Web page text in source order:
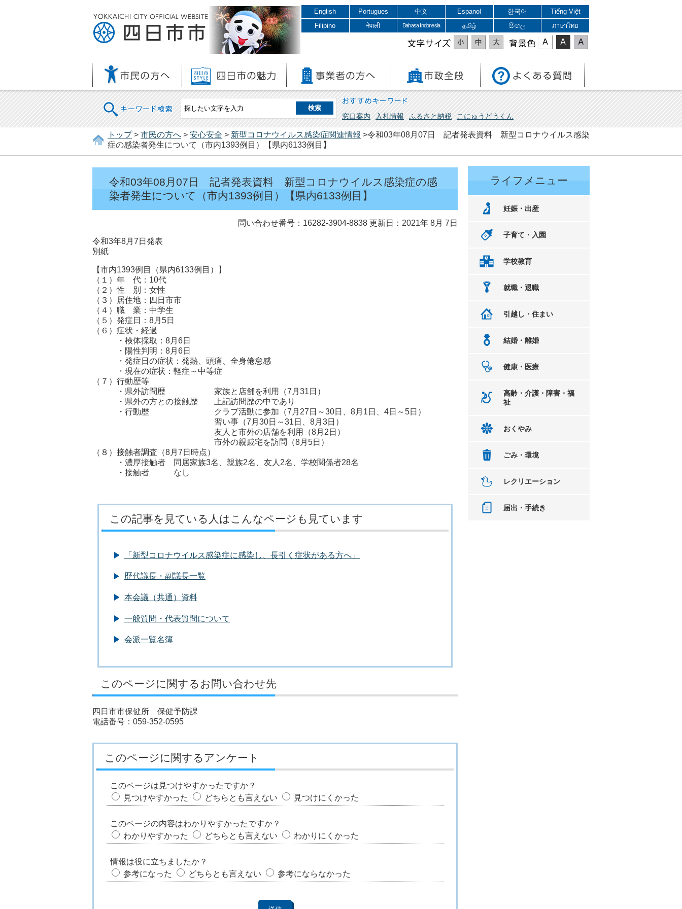
English Portugues 中文 Espanol 한국어
Tiếng Việt
Filipino
नेपाली Bahasa Indonesia தமிழ் සිංහල ภาษาไทย
文字サイズ 表示色
キーワード検索 おすすめキーワード
窓口案内 入札情報 ふるさと納税 こにゅうどうくん
トップ> 市民の方へ > 安心安全 > 新型コロナウイルス感染症関連情報 >令和03年08月07日 記者発表資料 新型コロナウイルス感染
症の感染者発生について（市内1393例目）【県内6133例目】
令和03年08月07日 記者発表資料 新型コロナウイルス感染症の感
染者発生について（市内1393例目）【県内6133例目】
問い合わせ番号：16282-3904-8838 更新日：2021年 8月 7日
令和3年8月7日発表
別紙
【市内1393例目（県内6133例目）】
（１）年 代：10代
（２）性 別：女性
（３）居住地：四日市市
（４）職 業：中学生
（５）発症日：8月5日
（６）症状・経過
・検体採取：8月6日
・陽性判明：8月6日
・発症日の症状：発熱、頭痛、全身倦怠感
・現在の症状：軽症～中等症
（７）行動歴等
・県外訪問歴 家族と店舗を利用（7月31日）
・県外の方との接触歴 上記訪問歴の中であり
・行動歴 クラブ活動に参加（7月27日～30日、8月1日、4日～5日）
習い事（7月30日～31日、8月3日）
友人と市外の店舗を利用（8月2日）
市外の親戚宅を訪問（8月5日）
（８）接触者調査（8月7日時点）
・濃厚接触者 同居家族3名、親族2名、友人2名、学校関係者28名
・接触者 なし
この記事を見ている人はこんなページも見ています
「新型コロナウイルス感染症に感染し、長引く症状がある方へ」
歴代議長・副議長一覧
本会議（共通）資料
一般質問・代表質問について
会派一覧名簿
このページに関するお問い合わせ先
四日市市保健所 保健予防課
電話番号：059-352-0595
このページに関するアンケート
このページは見つけやすかったですか？
見つけやすかった
どちらとも言えない 見つけにくかった
このページの内容はわかりやすかったですか？
わかりやすかった
どちらとも言えない わかりにくかった
情報は役に立ちましたか？
参考になった
どちらとも言えない 参考にならなかった
ライフメニュー
妊娠・出産
子育て・入園
学校教育
就職・退職
引越し・住まい
結婚・離婚
健康・医療
高齢・介護・障害・福
祉
おくやみ
ごみ・環境
レクリエーション
届出・手続き